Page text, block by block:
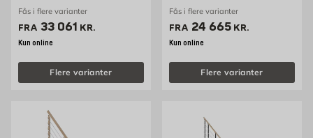
Fås i flere varianter
FRA Pris 33061 kr. /stk
33 061 KR.
Kun online
Flere varianter
Fås i flere varianter
FRA Pris 24665 kr. /stk
24 665 KR.
Kun online
Flere varianter